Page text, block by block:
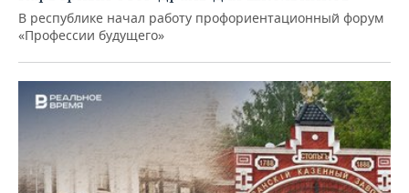
В республике начал работу профориентационный форум
«Профессии будущего»